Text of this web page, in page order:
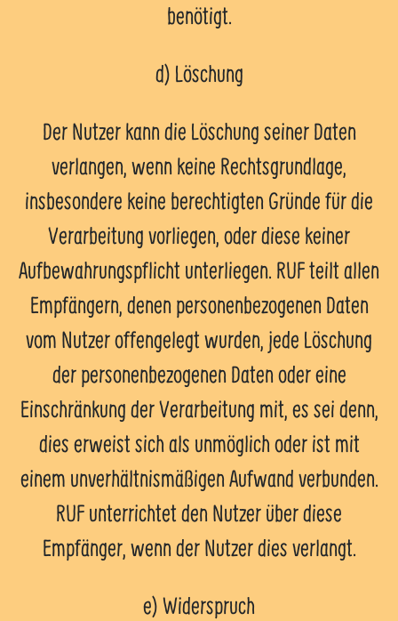
benötigt.
d) Löschung
Der Nutzer kann die Löschung seiner Daten
verlangen, wenn keine Rechtsgrundlage,
insbesondere keine berechtigten Gründe für die
Verarbeitung vorliegen, oder diese keiner
Aufbewahrungspflicht unterliegen. RUF teilt allen
Empfängern, denen personenbezogenen Daten
vom Nutzer offengelegt wurden, jede Löschung
der personenbezogenen Daten oder eine
Einschränkung der Verarbeitung mit, es sei denn,
dies erweist sich als unmöglich oder ist mit
einem unverhältnismäßigen Aufwand verbunden.
RUF unterrichtet den Nutzer über diese
Empfänger, wenn der Nutzer dies verlangt.
e) Widerspruch